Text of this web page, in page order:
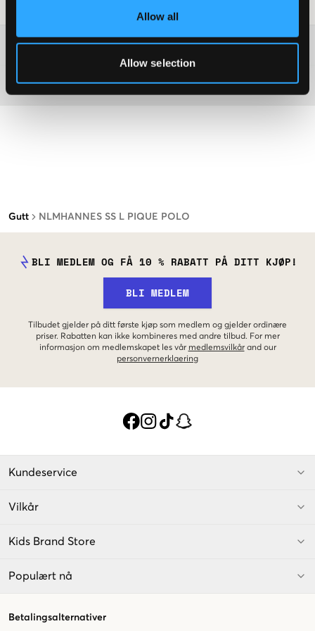
Allow all
Allow selection
Gutt NLMHANNES SS L PIQUE POLO
Washing advice
Materiale
BLI MEDLEM OG FÅ 10 % RABATT PÅ DITT KJØP!
BLI MEDLEM
Tilbudet gjelder på ditt første kjøp som medlem og gjelder ordinære
priser. Rabatten kan ikke kombineres med andre tilbud. For mer
informasjon om medlemskapet les vår medlemsvilkår and our
personvernerklaering
Kundeservice
Vilkår
Kids Brand Store
Populært nå
Betalingsalternativer